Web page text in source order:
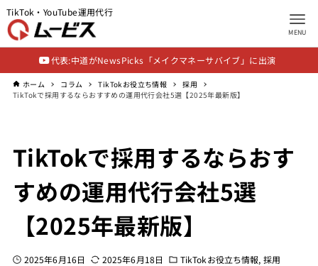
MENU
TikTok・YouTube運用代行
代表:中道がNewsPicks「メイクマネーサバイブ」に出演
ホーム コラム TikTokお役立ち情報
採用
TikTokで採用するならおすすめの運用代行会社5選【2025年最新版】
TikTokで採用するならおす
すめの運用代行会社5選
【2025年最新版】
2025年6月16日 2025年6月18日 TikTokお役立ち情報 採用